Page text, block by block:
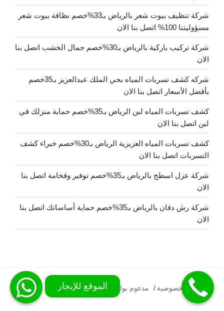
شركة تنظيف بيوت شعر بالرياض بـ33%خصم نظافة بيوت شعر
مسؤوليتنا 100% اتصل بنا الان
شركة تركيب باركية بالرياض بـ30%خصم جمال الخشب اتصل بنا
الان
شركه كشف تسربات المياه بحي الملك عبدالعزيز بـ35خصم
بأفضل الأسعار اتصل بنا الان
كشف تسربات المياه لبن الرياض بـ35%خصم حماية منزلك في
لبن اتصل بنا الان
كشف تسربات المياه العزيزية الرياض بـ30%خصم خبراء كشف
التسربات اتصل بنا الان
شركة عزل اسطح بالرياض بـ35%خصم توفير وفخامة اتصل بنا
الان
شركة رش دفان بالرياض بـ35%خصم حماية أساساتك اتصل بنا
الان
سياسة الخصوصية مدعوم بواسطة WordPress